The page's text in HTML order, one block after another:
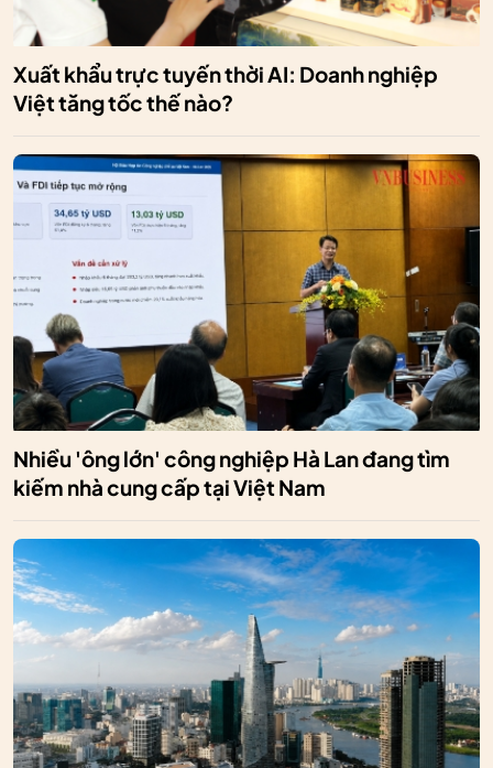
Xuất khẩu trực tuyến thời AI: Doanh nghiệp
Việt tăng tốc thế nào?
Nhiều 'ông lớn' công nghiệp Hà Lan đang tìm
kiếm nhà cung cấp tại Việt Nam